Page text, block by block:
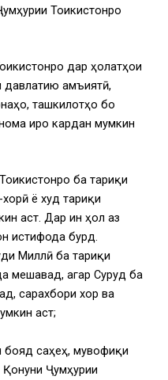
Тоҷикистонро
дар ҳолатҳои
ҷамъиятӣ,
ташкилотҳо бо
иҷро кардан мумкин
ба тариқи
ё худ тариқи
аст. Дар ин ҳол аз
истифода бурд.
Миллӣ ба тариқи
мешавад, агар Суруд ба
сарахбори хор ва
аст;
бояд саҳеҳ, мувофиқи
Ҷумҳурии